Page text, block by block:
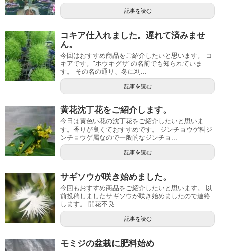
記事を読む
コキア仕入れました。遅れて済みませ
ん。
今回はおすすめ商品をご紹介したいと思います。 コ
キアです。"ホウキグサ"の名前でも知られていま
す。 その名の通り、冬に刈...
記事を読む
黄花沈丁花をご紹介します。
今日は黄色い花の沈丁花をご紹介したいと思いま
す。香りが良くておすすめです。 ジンチョウゲ科ジ
ンチョウゲ属なので一般的なジンチョ...
記事を読む
サギソウが咲き始めました。
今回もおすすめ商品をご紹介したいと思います。 以
前投稿しましたサギソウが咲き始めましたので連絡
します。 開花不良...
記事を読む
モミジの盆栽に肥料始め